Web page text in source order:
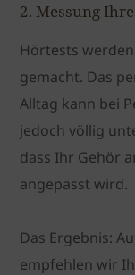
2. Messung
Hörtests
gemacht. Das
Alltag kann bei
jedoch völlig
dass Ihr Gehör
angepasst wird.
Das Ergebnis:
empfehlen wir